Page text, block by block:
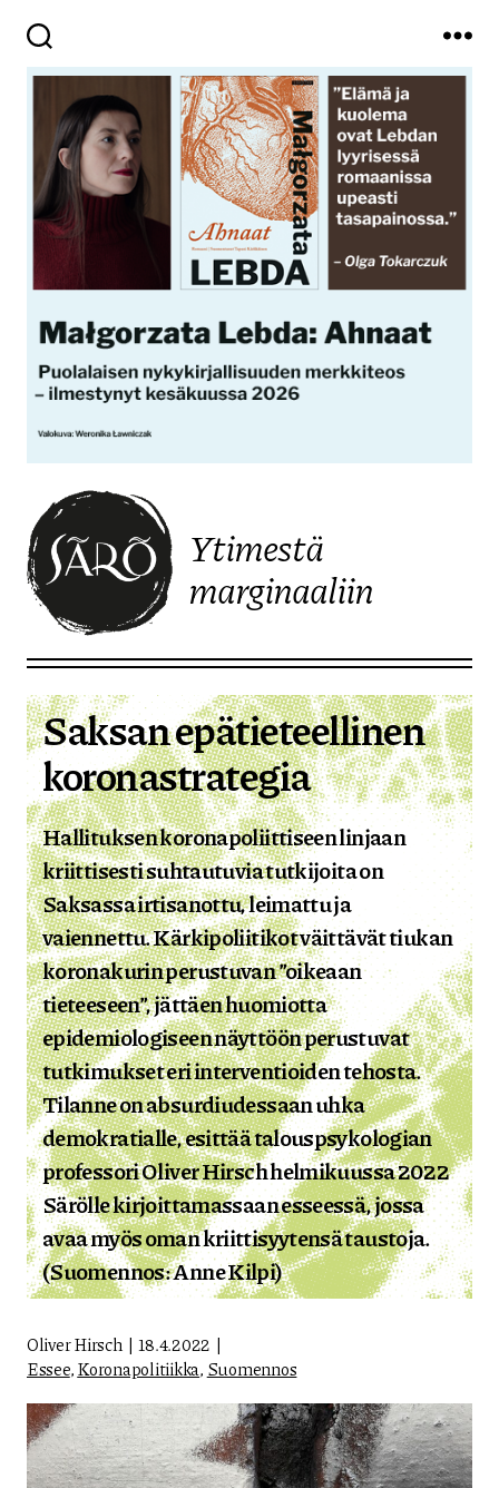
Ytimestä
marginaaliin
Saksan epätieteellinen
koronastrategia
Hallituksen koronapoliittiseen linjaan
kriittisesti suhtautuvia tutkijoita on
Saksassa irtisanottu, leimattu ja
vaiennettu. Kärkipoliitikot väittävät tiukan
koronakurin perustuvan ”oikeaan
tieteeseen”, jättäen huomiotta
epidemiologiseen näyttöön perustuvat
tutkimukset eri interventioiden tehosta.
Tilanne on absurdiudessaan uhka
demokratialle, esittää talouspsykologian
professori Oliver Hirsch helmikuussa 2022
Särölle kirjoittamassaan esseessä, jossa
avaa myös oman kriittisyytensä taustoja.
(Suomennos: Anne Kilpi)
Oliver Hirsch
18.4.2022
Essee,Koronapolitiikka, Suomennos